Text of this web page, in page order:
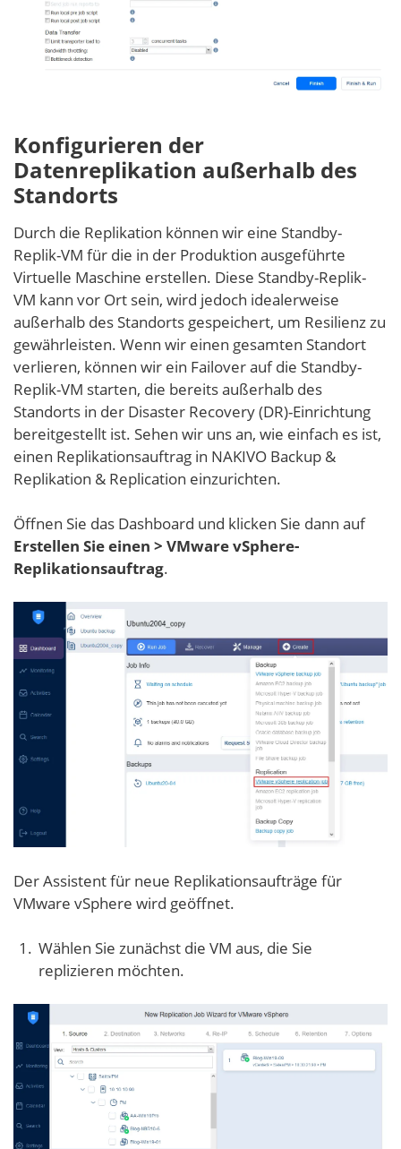
Konfigurieren der
Datenreplikation außerhalb des
Standorts
Durch die Replikation können wir eine Standby-
Replik-VM für die in der Produktion ausgeführte
Virtuelle Maschine erstellen. Diese Standby-Replik-
VM kann vor Ort sein, wird jedoch idealerweise
außerhalb des Standorts gespeichert, um Resilienz zu
gewährleisten. Wenn wir einen gesamten Standort
verlieren, können wir ein Failover auf die Standby-
Replik-VM starten, die bereits außerhalb des
Standorts in der Disaster Recovery (DR)-Einrichtung
bereitgestellt ist. Sehen wir uns an, wie einfach es ist,
einen Replikationsauftrag in NAKIVO Backup &
Replikation & Replication einzurichten.
Öffnen Sie das Dashboard und klicken Sie dann auf
Erstellen Sie einen > VMware vSphere-
Replikationsauftrag.
Der Assistent für neue Replikationsaufträge für
VMware vSphere wird geöffnet.
Wählen Sie zunächst die VM aus, die Sie
replizieren möchten.